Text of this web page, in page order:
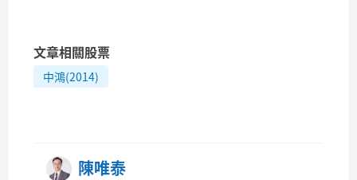
文章相關股票
中鴻(2014)
陳唯泰